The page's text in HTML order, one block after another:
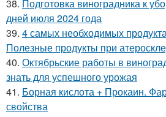
38. Подготовка виноградника к
дней июля 2024 года
39. 4 самых необходимых
Полезные продукты при
40. Октябрьские работы в
знать для успешного урожая
41. Борная кислота + Прокаин.
свойства